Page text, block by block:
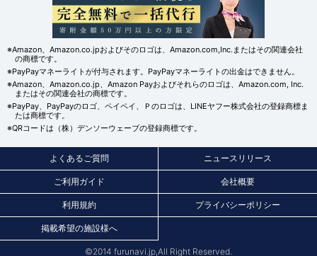
※Amazon、Amazon.co.jpおよびそのロゴは、Amazon.com,Inc.またはその関連会社
の商標です。
※PayPayマネーライトが付与されます。PayPayマネーライトの出金はできません。
※Amazon、Amazon.co.jp、Amazon Payおよびそれらのロゴは、Amazon.com, Inc.
またはその関連会社の商標です。
※PayPay、PayPayのロゴ、ペイペイ、Ｐのロゴは、LINEヤフー株式会社の登録商標ま
たは商標です。
※QRコードは（株）デンソーウェーブの登録商標です。
よくあるご質問 ニュースリリース
ご利用ガイド 会社概要
利用規約 プライバシーポリシー
掲載希望の施設様へ
©2014 furunavi.jp,All Right Reserved.